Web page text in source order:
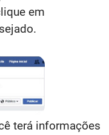
em
terá informações